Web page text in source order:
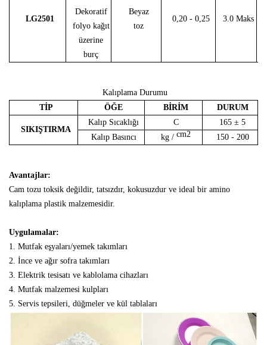
LG2501
Dekoratif
folyo kağıt
üzerine
burç
Beyaz
toz
0,20 - 0,25 3.0 Maks
Kalıplama Durumu
TİP
ÖĞE BİRİM DURUM
SIKIŞTIRMA
Kalıp Sıcaklığı C
165 ± 5
Kalıp Basıncı
kg / cm2 150 - 200
Avantajlar:
Cam tozu toksik değildir, tatsızdır, kokusuzdur ve ideal bir amino
kalıplama plastik malzemesidir.
Uygulamalar:
1. Mutfak eşyaları/yemek takımları
2. İnce ve ağır sofra takımları
3. Elektrik tesisatı ve kablolama cihazları
4. Mutfak malzemesi kulpları
5. Servis tepsileri, düğmeler ve kül tablaları